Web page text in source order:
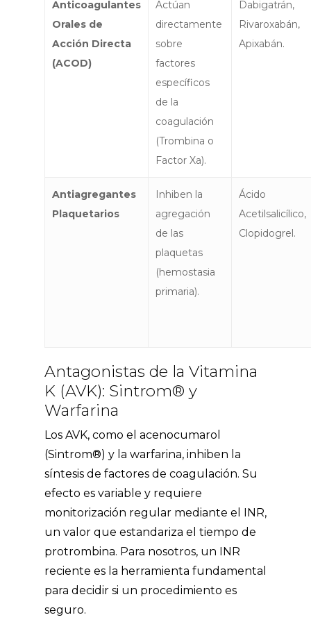
Anticoagulantes
Orales de
Acción Directa
(ACOD)
Actúan
directamente
sobre
factores
específicos
de la
coagulación
(Trombina o
Factor Xa).
Dabigatrán,
Rivaroxabán,
Apixabán.
Antiagregantes
Plaquetarios
Inhiben la
agregación
de las
plaquetas
(hemostasia
primaria).
Ácido
Acetilsalicílico,
Clopidogrel.
Antagonistas de la Vitamina
K (AVK): Sintrom® y
Warfarina
Los AVK, como el acenocumarol
(Sintrom®) y la warfarina, inhiben la
síntesis de factores de coagulación. Su
efecto es variable y requiere
monitorización regular mediante el INR,
un valor que estandariza el tiempo de
protrombina. Para nosotros, un INR
reciente es la herramienta fundamental
para decidir si un procedimiento es
seguro.